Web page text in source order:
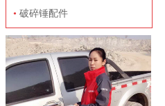
• 破碎锤配件